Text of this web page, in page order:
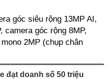
góc siêu rộng 13MP AI,
camera góc rộng 8MP,
2MP (chụp chân
đạt doanh số 50 triệu